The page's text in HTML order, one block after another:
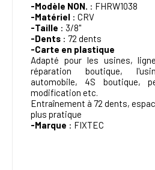
-Modèle NON. : FHRW1038
-Matériel : CRV
-Taille : 3/8"
-Dents : 72 dents
-Carte en plastique
Adapté pour les usines,
réparation boutique,
automobile, 4S boutique,
modification etc.
Entraînement à 72 dents,
plus pratique
-Marque : FIXTEC